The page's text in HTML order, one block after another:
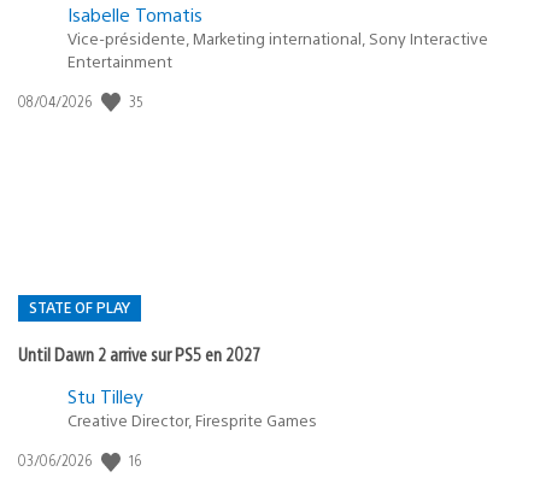
Isabelle Tomatis
Vice-présidente, Marketing international, Sony Interactive
Entertainment
Date
08/04/2026 35
STATE OF PLAY
Until Dawn 2 arrive sur PS5 en 2027
Postée
:
Stu Tilley
Creative Director, Firesprite Games
Date
03/06/2026 16